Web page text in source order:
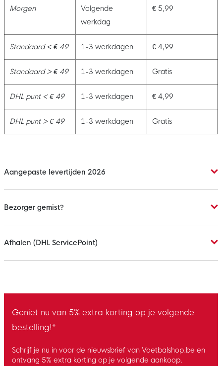
Morgen
Volgende
werkdag
€ 5,99
Standaard < € 49 1-3 werkdagen € 4,99
Standaard > € 49 1-3 werkdagen Gratis
DHL punt < € 49 1-3 werkdagen € 4,99
DHL punt > € 49 1-3 werkdagen Gratis
Aangepaste levertijden 2026
Bezorger gemist?
Afhalen (DHL ServicePoint)
Geniet nu van 5% extra korting op je volgende
bestelling!*
Schrijf je nu in voor de nieuwsbrief van Voetbalshop.be en
ontvang 5% extra korting op je volgende aankoop.